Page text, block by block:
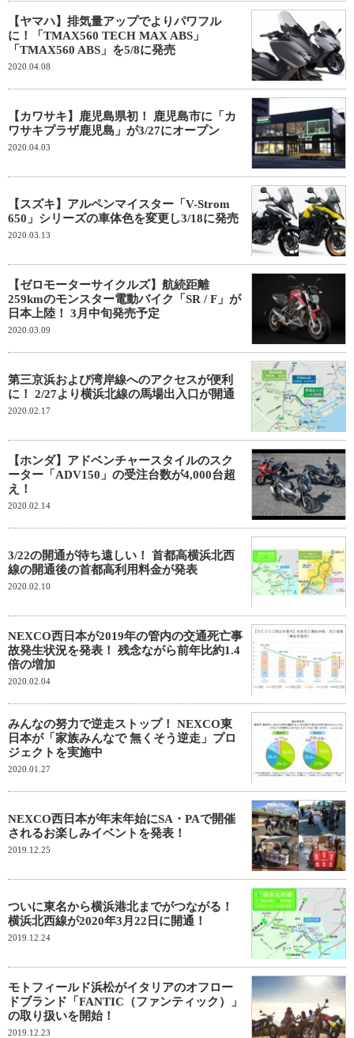
【ヤマハ】排気量アップでよりパワフル
に！「TMAX560 TECH MAX ABS」
「TMAX560 ABS」を5/8に発売
2020.04.08
【カワサキ】鹿児島県初！ 鹿児島市に「カ
ワサキプラザ鹿児島」が3/27にオープン
2020.04.03
【スズキ】アルペンマイスター「V-Strom
650」シリーズの車体色を変更し3/18に発売
2020.03.13
【ゼロモーターサイクルズ】航続距離
259kmのモンスター電動バイク「SR / F」が
日本上陸！ 3月中旬発売予定
2020.03.09
第三京浜および湾岸線へのアクセスが便利
に！ 2/27より横浜北線の馬場出入口が開通
2020.02.17
【ホンダ】アドベンチャースタイルのスク
ーター「ADV150」の受注台数が4,000台超
え！
2020.02.14
3/22の開通が待ち遠しい！ 首都高横浜北西
線の開通後の首都高利用料金が発表
2020.02.10
NEXCO西日本が2019年の管内の交通死亡事
故発生状況を発表！ 残念ながら前年比約1.4
倍の増加
2020.02.04
みんなの努力で逆走ストップ！ NEXCO東
日本が「家族みんなで 無くそう逆走」プロ
ジェクトを実施中
2020.01.27
NEXCO西日本が年末年始にSA・PAで開催
されるお楽しみイベントを発表！
2019.12.25
ついに東名から横浜港北までがつながる！
横浜北西線が2020年3月22日に開通！
2019.12.24
モトフィールド浜松がイタリアのオフロー
ドブランド「FANTIC（ファンティック）」
の取り扱いを開始！
2019.12.23